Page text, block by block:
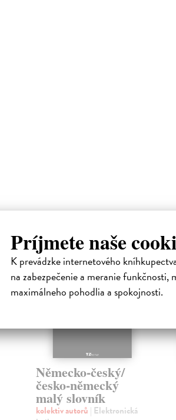
Príjmete naše
K prevádzke internetového
na zabezpečenie a meranie funkčnosti,
maximálneho pohodlia a spokojnosti.
E-KNIHA
Německo-český/
česko-německý
malý slovník
kolektiv autorů | Elektronická